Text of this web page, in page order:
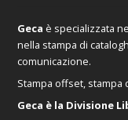
Geca è specializzata
nella stampa di
comunicazione.
Stampa offset,
Geca è la Divisione